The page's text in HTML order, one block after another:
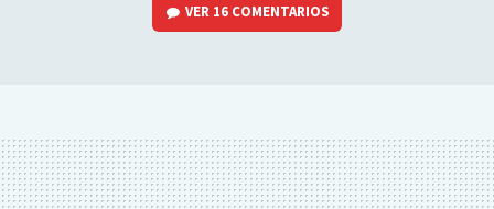
VER 16 COMENTARIOS